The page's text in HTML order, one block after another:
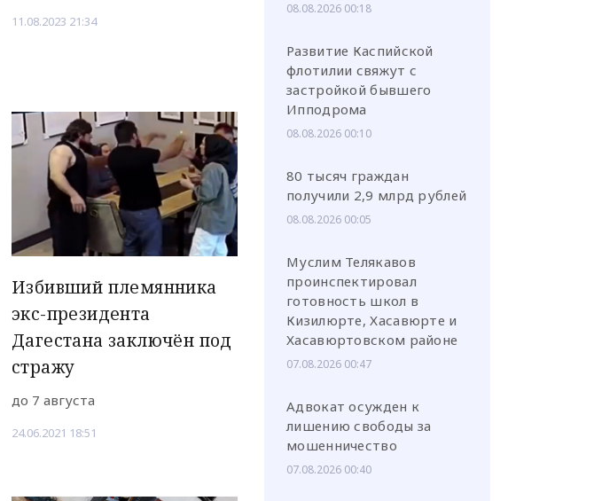
11.08.2023 21:34
Избивший племянника
экс-президента
Дагестана заключён под
стражу
до 7 августа
24.06.2021 18:51
08.08.2026 00:18
Развитие Каспийской
флотилии свяжут с
застройкой бывшего
Ипподрома
08.08.2026 00:10
80 тысяч граждан
получили 2,9 млрд рублей
08.08.2026 00:05
Муслим Телякавов
проинспектировал
готовность школ в
Кизилюрте, Хасавюрте и
Хасавюртовском районе
07.08.2026 00:47
Адвокат осужден к
лишению свободы за
мошенничество
07.08.2026 00:40